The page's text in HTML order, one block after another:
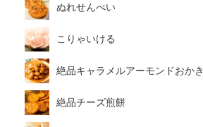
ぬれせんべい
こりゃいける
絶品キャラメルアーモンドおかき
絶品チーズ煎餅